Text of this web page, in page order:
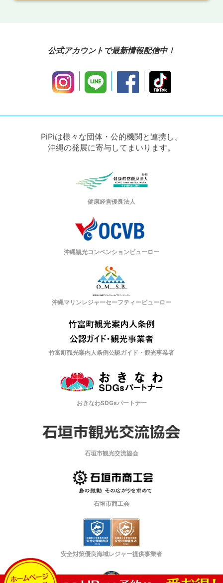
公式アカウントで最新情報配信中！
PiPiは様々な団体・公的機関と連携し、
沖縄の発展に寄与してまいります。
健康経営優良法人
沖縄観光コンベンションビューロー
沖縄マリンレジャーセーフティービューロー
竹富町観光案内人条例公認ガイド・観光事業者
おきなわSDGsパートナー
石垣市観光交流協会
石垣市商工会
安全対策優良海域レジャー提供事業者